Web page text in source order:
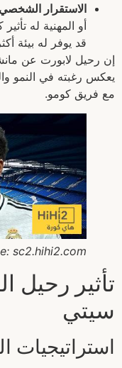
الاستقرار الشخصي
أو المهنية له
قد يوفر له بيئة
إن رحيل لابورت عن
يعكس رغبته في النمو
مع فريق كومو.
sc2.hihi2.com
تأثير رحيل
سيتي
استراتيجيات